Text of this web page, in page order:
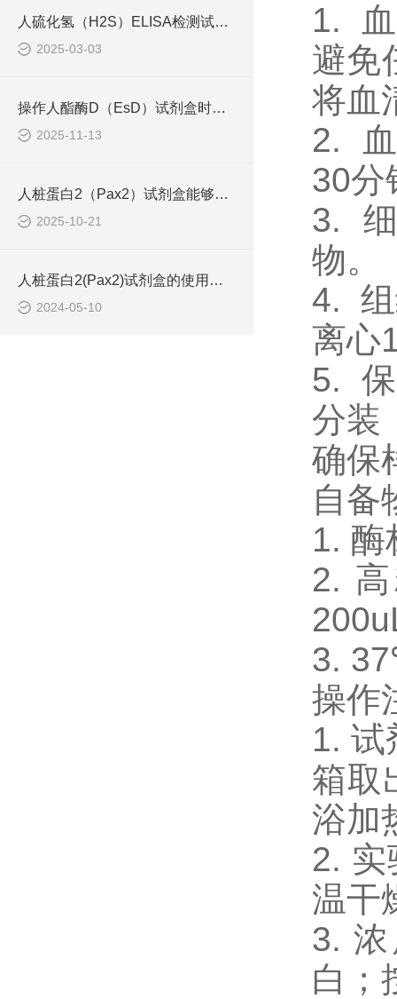
人硫化氢（H2S）ELISA检测试剂盒工作原理
2025-03-03
操作人酯酶D（EsD）试剂盒时应该注意的几个要点
2025-11-13
人桩蛋白2（Pax2）试剂盒能够准确地识别并结合目标抗原
2025-10-21
人桩蛋白2(Pax2)试剂盒的使用须知
2024-05-10
1.
避免
将血
2.
30分
3.
物。
4. 组
离心
5. 保
分装
确保
自备
1. 酶
2.
3.
操作
1.
箱取
浴加
2.
温干
3.
白；